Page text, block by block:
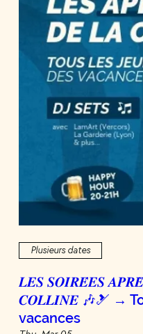
Plusieurs dates
𝑳𝑬𝑺 𝑺𝑶𝑰𝑹𝑬́𝑬𝑺
𝑪𝑶𝑳𝑳𝑰𝑵𝑬 🎶🎿 →
vacances